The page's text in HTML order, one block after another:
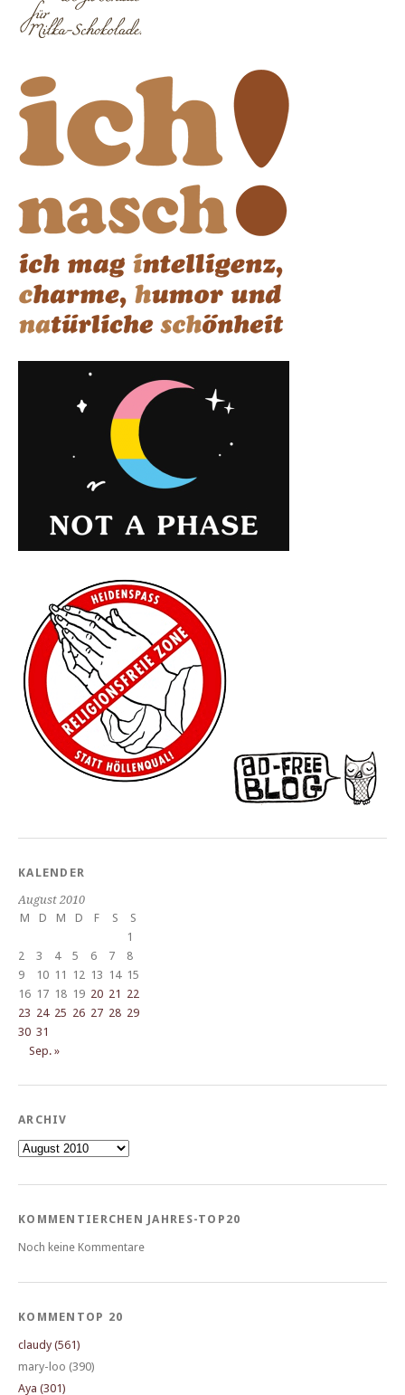
KALENDER
August 2010
M
D M D F S
S
1
2
3 4 5 6 7
8
9
10 11 12 13 14 15
16 17 18 19 20 21 22
23 24 25 26 27 28 29
30 31
Sep. »
ARCHIV
Archiv
KOMMENTIERCHEN JAHRES-TOP20
Noch keine Kommentare
KOMMENTOP 20
claudy (561)
mary-loo (390)
Aya (301)